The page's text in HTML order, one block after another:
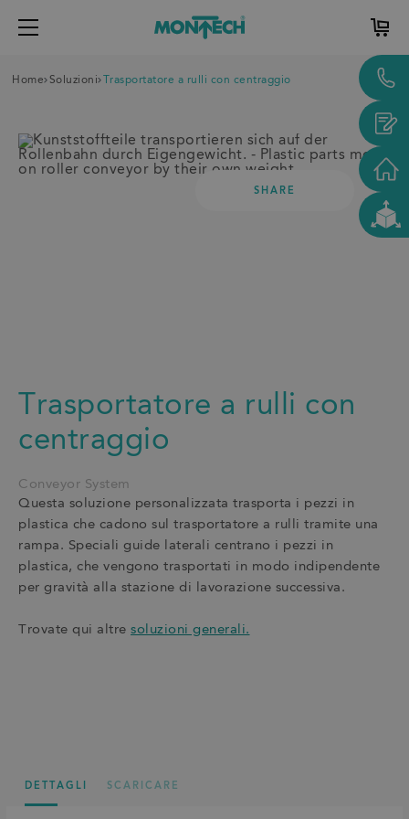
Home Soluzioni Trasportatore a rulli con centraggio
SHARE
Trasportatore a rulli con
centraggio
Conveyor System
Questa soluzione personalizzata trasporta i pezzi in
plastica che cadono sul trasportatore a rulli tramite una
rampa. Speciali guide laterali centrano i pezzi in
plastica, che vengono trasportati in modo indipendente
per gravità alla stazione di lavorazione successiva.
Trovate qui altre soluzioni generali.
DETTAGLI SCARICARE